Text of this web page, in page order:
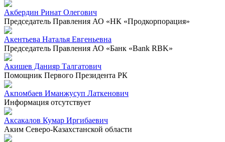
Акбердин Ринат Олегович
Председатель Правления АО «НК «Продкорпорация»
Акентьева Наталья Евгеньевна
Председатель Правления АО «Банк «Bank RBK»
Акишев Данияр Талгатович
Помощник Первого Президента РК
Акпомбаев Иманжусуп Латкенович
Информация отсутствует
Аксакалов Кумар Иргибаевич
Аким Северо-Казахстанской области